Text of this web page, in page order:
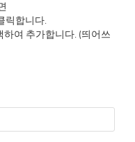
릭합니다.
하여 추가합니다. (띄어쓰